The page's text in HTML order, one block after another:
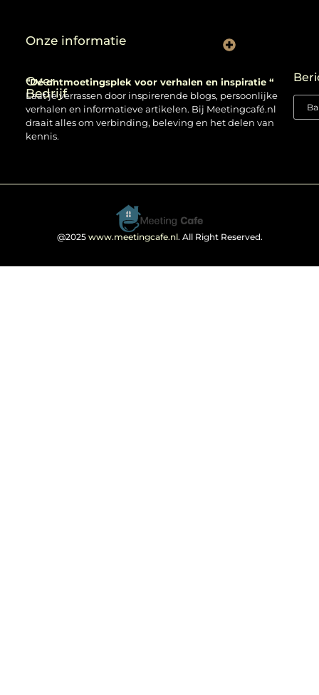
Over
Bedrijf
“Dé ontmoetingsplek voor verhalen en inspiratie “
Laat je verrassen door inspirerende blogs, persoonlijke
verhalen en informatieve artikelen. Bij Meetingcafé.nl
draait alles om verbinding, beleving en het delen van
kennis.
Onze informatie
@2025 www.meetingcafe.nl. All Right Reserved.